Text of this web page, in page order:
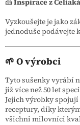
🍰 Inspirace z
Vyzkoušejte je jako
jednoduše podávejte
🌱 O výrobci
Tyto sušenky vyrábí
již více než 50 let
Jejich výrobky
receptury, díky
všichni milovníci